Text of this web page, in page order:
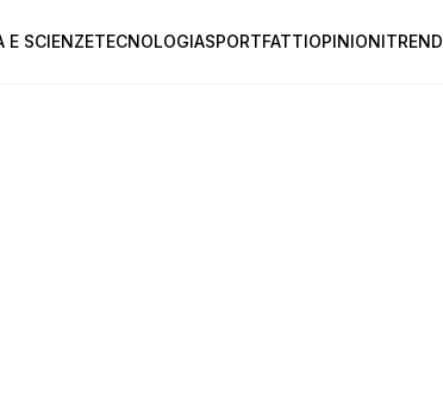
E SCIENZETECNOLOGIASPORTFATTIOPINIONITREND